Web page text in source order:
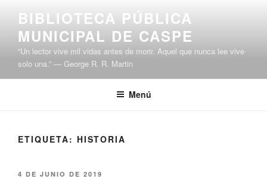
contenido
BIBLIOTECA PÚBLICA
MUNICIPAL DE CASPE
“Un lector vive mil vidas antes de morir. Aquel que nunca lee vive
solo una.” ― George R. R. Martin
Menú
ETIQUETA: HISTORIA
PUBLICADO
4 DE JUNIO DE 2019